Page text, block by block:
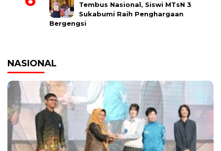
Tembus Nasional, Siswi MTsN 3
Sukabumi Raih Penghargaan
Bergengsi
NASIONAL